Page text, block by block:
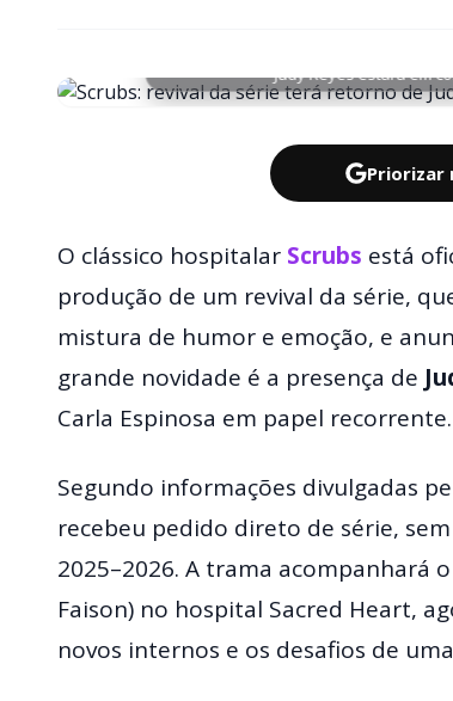
Judy Reyes estará em
Priorizar
O clássico hospitalar Scrubs está
produção de um revival da série,
mistura de humor e emoção, e
grande novidade é a presença de
Carla Espinosa em papel recorrente.
Segundo informações divulgadas
recebeu pedido direto de série,
2025–2026. A trama acompanhará
Faison) no hospital Sacred Heart,
novos internos e os desafios de